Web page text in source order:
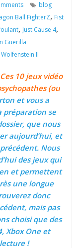
blog
Ball FighterZ, Fist
, Just Cause 4,
Guerilla
Wolfenstein II
Ces 10 jeux vidéo
(ou
et vous a
préparation se
que nous
aujourd’hui, et
Nous
des jeux qui
et permettent
une longue
donc
mais pas
choisi que des
Xbox One et
!